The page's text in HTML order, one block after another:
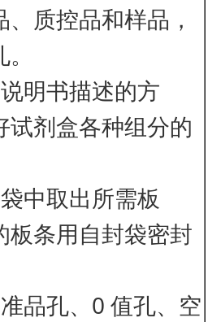
质控品和样品，
明书描述的方
试剂盒各种组分的
中取出所需板
板条用自封袋密封
品孔、0 值孔、空